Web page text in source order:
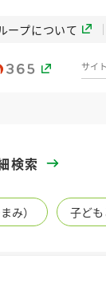
ープについて
検索
み） 子ど